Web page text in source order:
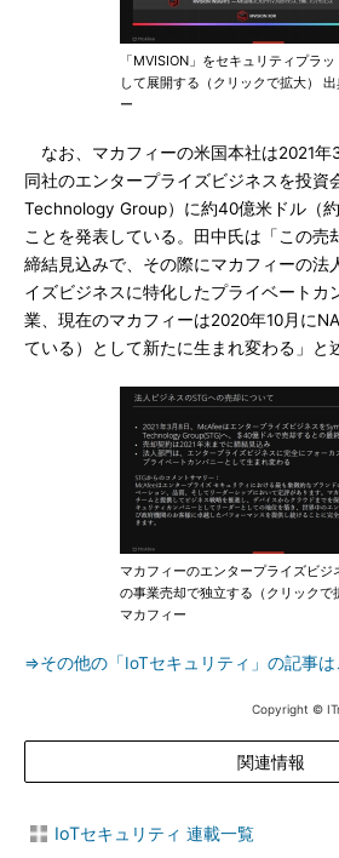
「MVISION」をセキュリティプラ
して展開する（クリックで拡大）
ー
なお、マカフィーの米国本社は2021年
同社のエンタープライズビジネスを投資
Technology Group）に約40億米ドル（
ことを発表している。田中氏は「この売
締結見込みで、その際にマカフィーの法
イズビジネスに特化したプライベートカ
業、現在のマカフィーは2020年10月に
ている）として新たに生まれ変わる」と
マカフィーのエンタープライズビジ
の事業売却で独立する（クリックで
マカフィー
⇒その他の「IoTセキュリティ」の記事は
Copyright ©
関連情報
IoTセキュリティ 連載一覧